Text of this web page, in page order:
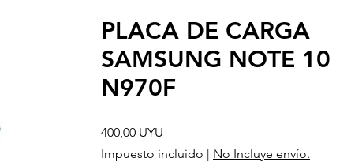
PLACA DE CARGA
SAMSUNG NOTE 10
N970F
400,00 UYU
Impuesto incluido | No Incluye envío.